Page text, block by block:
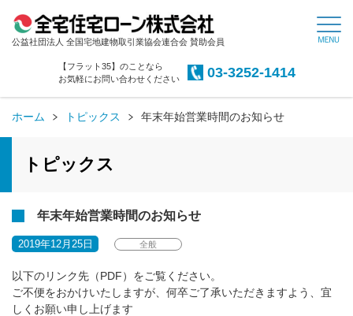
公益社団法人 全国宅地建物取引業協会連合会 賛助会員
【フラット35】のことなら
お気軽にお問い合わせください
03-3252-1414
ホーム トピックス 年末年始営業時間のお知らせ
トピックス
年末年始営業時間のお知らせ
2019年12月25日 全般
以下のリンク先（PDF）をご覧ください。
ご不便をおかけいたしますが、何卒ご了承いただきますよう、宜
しくお願い申し上げます